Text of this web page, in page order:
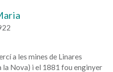
a les mines de Linares
la Nova) i el 1881 fou enginyer